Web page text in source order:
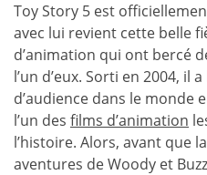
Toy Story 5 est
avec lui revient cette belle
d’animation qui ont bercé
l’un d’eux. Sorti en 2004, il
d’audience dans le monde
l’un des films d’animation
l’histoire. Alors, avant que
aventures de Woody et